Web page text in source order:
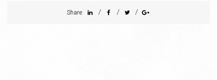
Share: / / /